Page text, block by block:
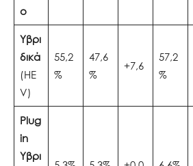
ο
Υβρι
δικά
(HE
V)
55,2
%
47,6
%
+7,6
57,2
%
Plug
in
Υβρι